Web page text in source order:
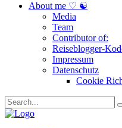
About me ♡ ☯
Media
Team
Contributor of:
Reiseblogger-
Impressum
Datenschutz
Cookie